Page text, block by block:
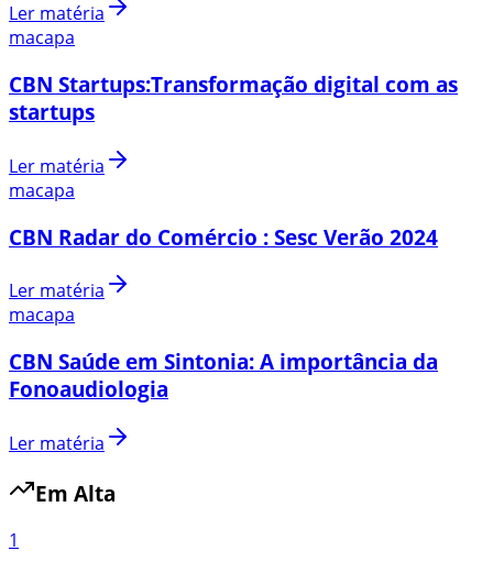
Ler matéria
macapa
CBN Startups:Transformação digital com as
startups
Ler matéria
macapa
CBN Radar do Comércio : Sesc Verão 2024
Ler matéria
macapa
CBN Saúde em Sintonia: A importância da
Fonoaudiologia
Ler matéria
Em Alta
1